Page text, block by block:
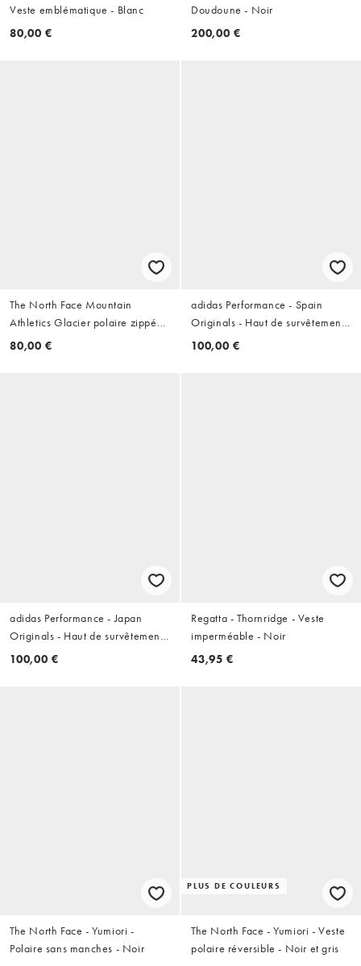
Veste emblématique - Blanc
80,00 €
Doudoune - Noir
200,00 €
The North Face Mountain
Athletics Glacier polaire zippée
1/4 grise
80,00 €
adidas Performance - Spain
Originals - Haut de survêtement -
Bordeaux
100,00 €
adidas Performance - Japan
Originals - Haut de survêtement -
Noir
100,00 €
Regatta - Thornridge - Veste
imperméable - Noir
43,95 €
The North Face - Yumiori -
Polaire sans manches - Noir
PLUS DE COULEURS
The North Face - Yumiori - Veste
polaire réversible - Noir et gris